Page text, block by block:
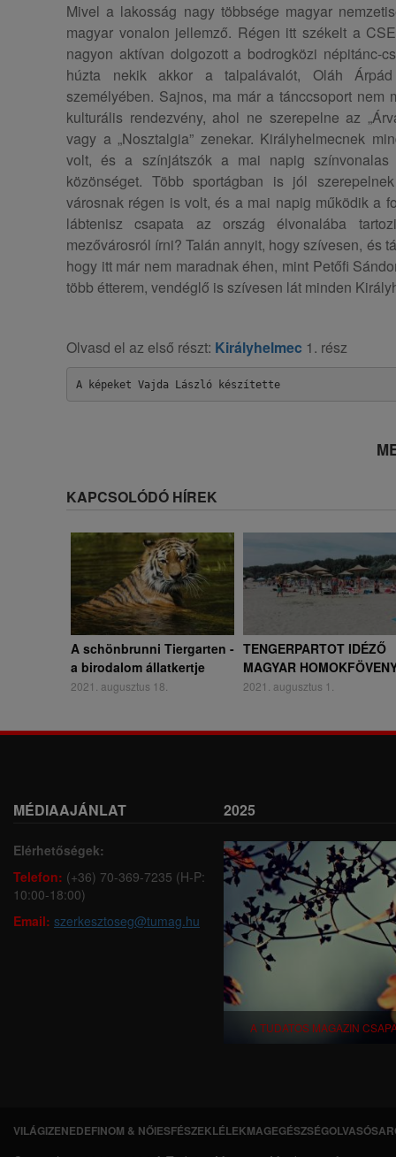
Mivel a lakosság nagy többsége magyar
magyar vonalon jellemző. Régen itt székelt a
nagyon aktívan dolgozott a bodrogközi népitánc-
húzta nekik akkor a talpalávalót, Oláh Árpád
személyében. Sajnos, ma már a tánccsoport nem
kulturális rendezvény, ahol ne szerepelne az
vagy a „Nosztalgia” zenekar. Királyhelmecnek
volt, és a színjátszók a mai napig színvonalas
közönséget. Több sportágban is jól
városnak régen is volt, és a mai napig működik a
lábtenisz csapata az ország élvonalába
mezővárosról írni? Talán annyit, hogy szívesen, és
hogy itt már nem maradnak éhen, mint Petőfi
több étterem, vendéglő is szívesen lát minden
Olvasd el az első részt: Királyhelmec 1. rész
A képeket Vajda László készítette
KAPCSOLÓDÓ HÍREK
A schönbrunni Tiergarten -
a birodalom állatkertje
2021. augusztus 18.
TENGERPARTOT IDÉZŐ
MAGYAR
2021. augusztus 1.
MÉDIAAJÁNLAT
Elérhetőségek:
Telefon: (+36) 70-369-7235 (H-P:
10:00-18:00)
Email: szerkesztoseg@tumag.hu
2025
A TUDATOS MAGAZIN
VILÁGIZENEDEFINOM & NŐIESFÉSZEKLÉLEKMAGEGÉSZSÉG